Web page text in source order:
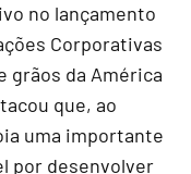
no lançamento
Corporativas
grãos da América
que, ao
uma importante
por desenvolver